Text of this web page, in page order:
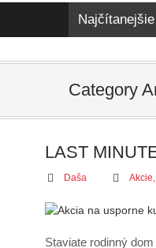
Category
LAST
Daša Akcie,
Staviate rodinný